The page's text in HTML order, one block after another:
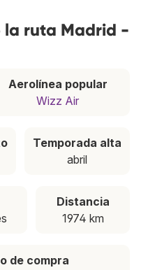
la ruta Madrid -
Aerolínea popular
Wizz Air
Temporada alta
abril
Distancia
1974 km
de compra